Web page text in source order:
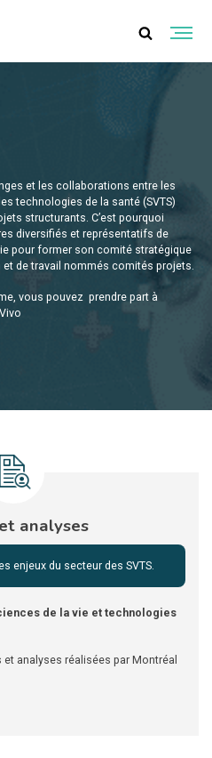
et les collaborations entre les
technologies de la santé (SVTS)
structurants. C’est pourquoi
diversifiés et représentatifs de
pour former son comité stratégique
de travail nommés comités projets.
vous pouvez prendre part à
analyses
enjeux du secteur des SVTS.
de la vie et technologies
analyses réalisées par Montréal